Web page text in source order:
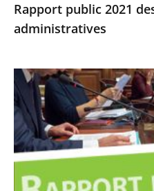
Rapport public 2021
administratives
Rapport
public
2020